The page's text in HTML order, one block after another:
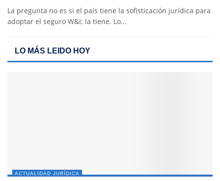
La pregunta no es si el país tiene la sofisticación jurídica para
adoptar el seguro W&I; la tiene. Lo...
LO MÁS LEIDO HOY
ACTUALIDAD JURÍDICA